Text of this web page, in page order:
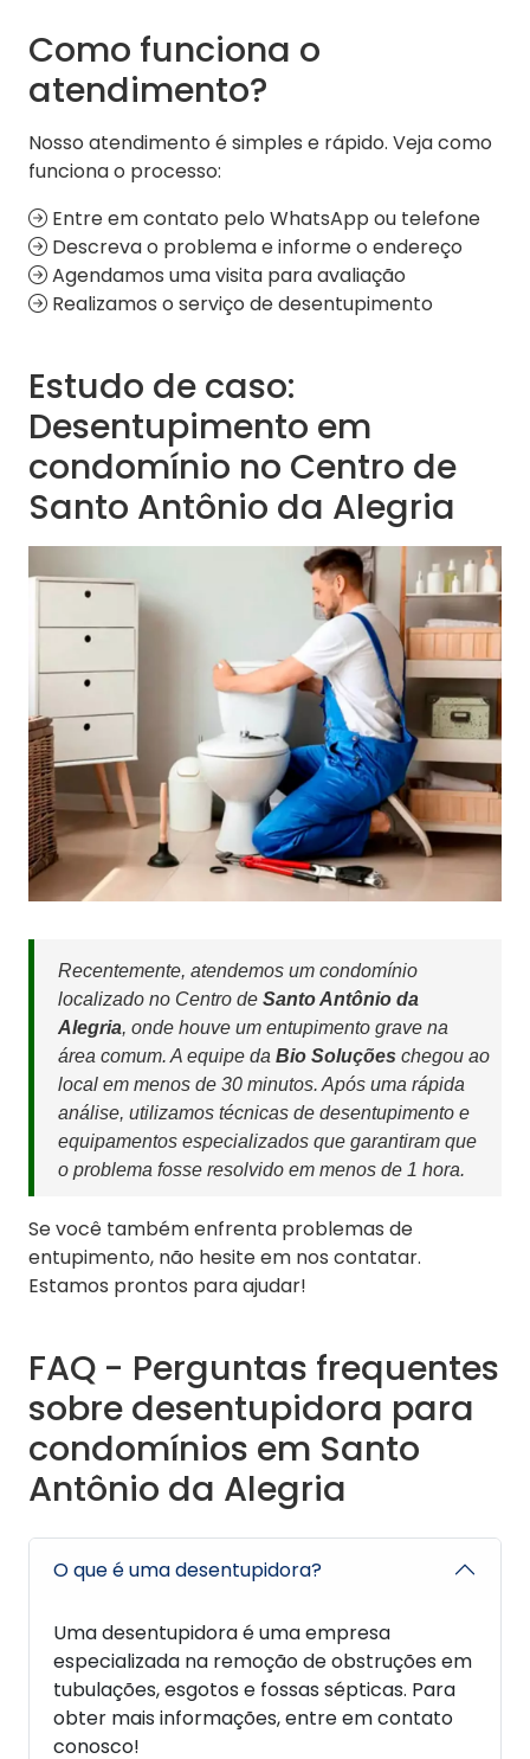
Como funciona o
atendimento?
Nosso atendimento é simples e rápido. Veja como
funciona o processo:
Entre em contato pelo WhatsApp ou telefone
Descreva o problema e informe o endereço
Agendamos uma visita para avaliação
Realizamos o serviço de desentupimento
Estudo de caso:
Desentupimento em
condomínio no Centro de
Santo Antônio da Alegria
Recentemente, atendemos um condomínio
localizado no Centro de Santo Antônio da
Alegria, onde houve um entupimento grave na
área comum. A equipe da Bio Soluções chegou ao
local em menos de 30 minutos. Após uma rápida
análise, utilizamos técnicas de desentupimento e
equipamentos especializados que garantiram que
o problema fosse resolvido em menos de 1 hora.
Se você também enfrenta problemas de
entupimento, não hesite em nos contatar.
Estamos prontos para ajudar!
FAQ - Perguntas frequentes
sobre desentupidora para
condomínios em Santo
Antônio da Alegria
O que é uma desentupidora?
Uma desentupidora é uma empresa
especializada na remoção de obstruções em
tubulações, esgotos e fossas sépticas. Para
obter mais informações, entre em contato
conosco!